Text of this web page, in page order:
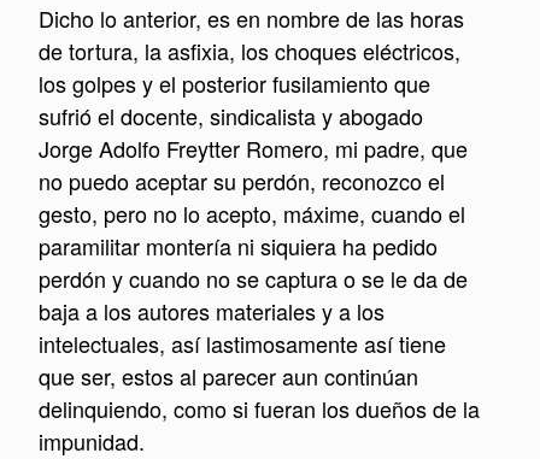
Dicho lo anterior, es en nombre de las horas
de tortura, la asfixia, los choques eléctricos,
los golpes y el posterior fusilamiento que
sufrió el docente, sindicalista y abogado
Jorge Adolfo Freytter Romero, mi padre, que
no puedo aceptar su perdón, reconozco el
gesto, pero no lo acepto, máxime, cuando el
paramilitar montería ni siquiera ha pedido
perdón y cuando no se captura o se le da de
baja a los autores materiales y a los
intelectuales, así lastimosamente así tiene
que ser, estos al parecer aun continúan
delinquiendo, como si fueran los dueños de la
impunidad.